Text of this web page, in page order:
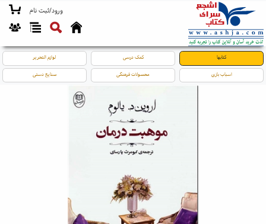
ورود/ثبت نام
کتابها کمک درسی لوازم التحریر
اسباب بازی محصولات فرهنگی صنایع دستی